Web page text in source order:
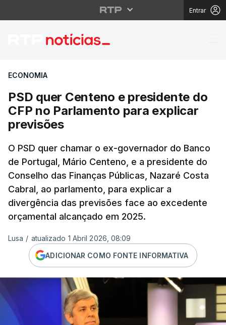
Entrar
PSD quer Centeno e
ECONOMIA
PSD quer Centeno e presidente do
CFP no Parlamento para explicar
previsões
O PSD quer chamar o ex-governador do Banco
de Portugal, Mário Centeno, e a presidente do
Conselho das Finanças Públicas, Nazaré Costa
Cabral, ao parlamento, para explicar a
divergência das previsões face ao excedente
orçamental alcançado em 2025.
Lusa / atualizado 1 Abril 2026, 08:09
ADICIONAR COMO FONTE INFORMATIVA